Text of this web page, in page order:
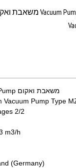
משאבת ואקום Vacuum Pump מוגנת כימית
Vacuum Pump Type
2/2
m3/h
(Germany)